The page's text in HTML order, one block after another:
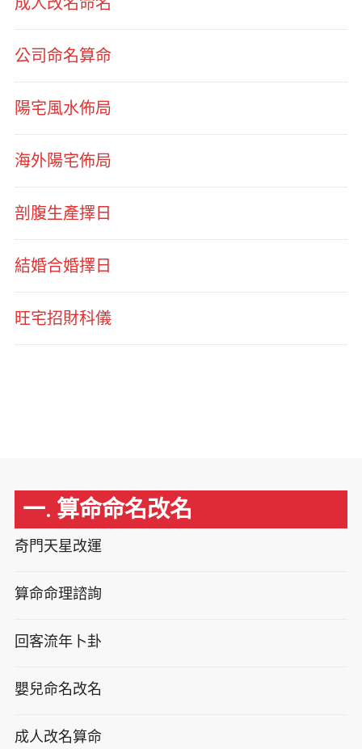
公司命名算命
陽宅風水佈局
海外陽宅佈局
剖腹生產擇日
結婚合婚擇日
旺宅招財科儀
一. 算命命名改名
奇門天星改運
算命命理諮詢
回客流年卜卦
嬰兒命名改名
成人改名算命